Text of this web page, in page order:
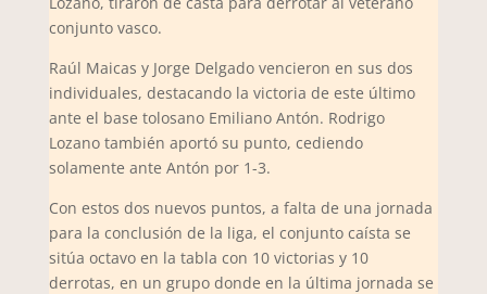
conjunto vasco.
Raúl Maicas y Jorge Delgado vencieron en sus dos
individuales, destacando la victoria de este último
ante el base tolosano Emiliano Antón. Rodrigo
Lozano también aportó su punto, cediendo
solamente ante Antón por 1-3.
Con estos dos nuevos puntos, a falta de una jornada
para la conclusión de la liga, el conjunto caísta se
sitúa octavo en la tabla con 10 victorias y 10
derrotas, en un grupo donde en la última jornada se